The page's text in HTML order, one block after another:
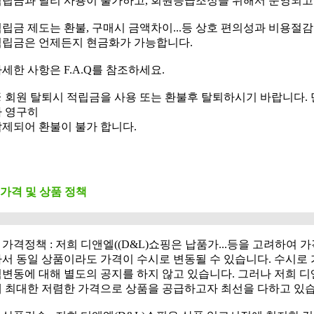
립금 제도는 환불, 구매시 금액차이...등 상호 편의성과 비용절
립금은 언제든지 현금화가 가능합니다.
세한 사항은 F.A.Q를 참조하세요.
원 탈퇴시 적립금을 사용 또는 환불후 탈퇴하시기 바랍니다.
영구히
되어 환불이 불가 합니다.
격 및 상품 정책
가격정책 : 저희 디앤엘((D&L)쇼핑은 납품가...등을 고려하여
서 동일 상품이라도 가격이 수시로 변동될 수 있습니다. 수시로
변동에 대해 별도의 공지를 하지 않고 있습니다. 그러나 저희
최대한 저렴한 가격으로 상품을 공급하고자 최선을 다하고 있